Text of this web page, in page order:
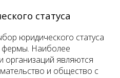
статуса
юридического статуса
Наиболее
организаций являются
и общество с